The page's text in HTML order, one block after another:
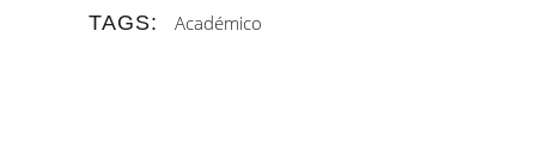
TAGS:
Académico